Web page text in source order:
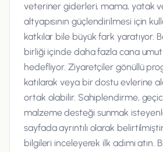
veteriner giderleri, mama, yatak
altyapısının güçlendirilmesi için
katkılar bile büyük fark yaratıyor.
birliği içinde daha fazla cana umut
hedefliyor. Ziyaretçiler gönüllü
katılarak veya bir dostu evlerine
ortak olabilir. Sahiplendirme,
malzeme desteği sunmak
sayfada ayrıntılı olarak
bilgileri inceleyerek ilk adımı atın.